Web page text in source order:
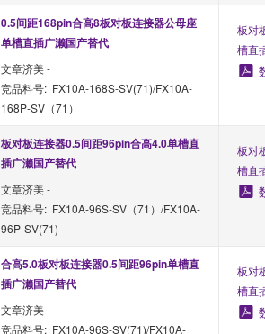
0.5间距168pin合高8板对板连接器公母座
单槽直插广濑国产替代
文章济美 -
竞品料号: FX10A-168S-SV(71)/FX10A-
168P-SV（71）
板对
槽直
板对板连接器0.5间距96pin合高4.0单槽直
插广濑国产替代
文章济美 -
竞品料号: FX10A-96S-SV（71）/FX10A-
96P-SV(71)
板对
槽直
合高5.0板对板连接器0.5间距96pin单槽直
插广濑国产替代
文章济美 -
竞品料号: FX10A-96S-SV(71)/FX10A-
板对
槽直